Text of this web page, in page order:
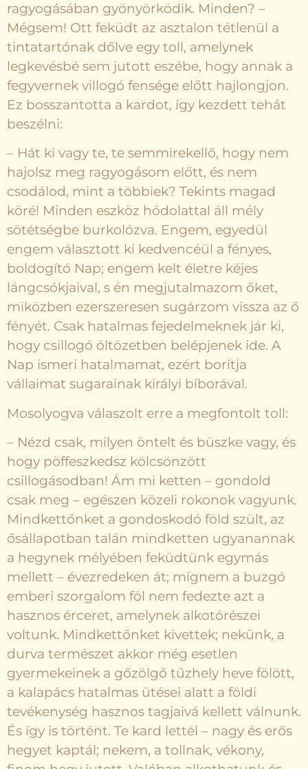
ragyogásában gyönyörködik. Minden? –
Mégsem! Ott feküdt az asztalon tétlenül a
tintatartónak dőlve egy toll, amelynek
legkevésbé sem jutott eszébe, hogy annak a
fegyvernek villogó fensége előtt hajlongjon.
Ez bosszantotta a kardot, így kezdett tehát
beszélni:
– Hát ki vagy te, te semmirekellő, hogy nem
hajolsz meg ragyogásom előtt, és nem
csodálod, mint a többiek? Tekints magad
köré! Minden eszköz hódolattal áll mély
sötétségbe burkolózva. Engem, egyedül
engem választott ki kedvencéül a fényes,
boldogító Nap; engem kelt életre kéjes
lángcsókjaival, s én megjutalmazom őket,
miközben ezerszeresen sugárzom vissza az ő
fényét. Csak hatalmas fejedelmeknek jár ki,
hogy csillogó öltözetben belépjenek ide. A
Nap ismeri hatalmamat, ezért borítja
vállaimat sugarainak királyi bíborával.
Mosolyogva válaszolt erre a megfontolt toll:
– Nézd csak, milyen öntelt és büszke vagy, és
hogy pöffeszkedsz kölcsönzött
csillogásodban! Ám mi ketten – gondold
csak meg – egészen közeli rokonok vagyunk.
Mindkettőnket a gondoskodó föld szült, az
ősállapotban talán mindketten ugyanannak
a hegynek mélyében feküdtünk egymás
mellett – évezredeken át; mígnem a buzgó
emberi szorgalom föl nem fedezte azt a
hasznos érceret, amelynek alkotórészei
voltunk. Mindkettőnket kivettek; nekünk, a
durva természet akkor még esetlen
gyermekeinek a gőzölgő tűzhely heve fölött,
a kalapács hatalmas ütései alatt a földi
tevékenység hasznos tagjaivá kellett válnunk.
És így is történt. Te kard lettél – nagy és erős
hegyet kaptál; nekem, a tollnak, vékony,